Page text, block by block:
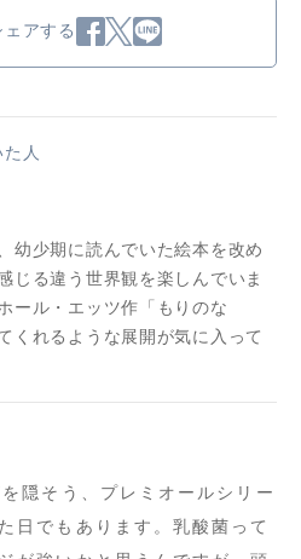
アする
人
幼少期に読んでいた絵本を改め
じる違う世界観を楽しんでいま
ール・エッツ作「もりのな
くれるような展開が気に入って
隠そう、プレミオールシリー
日でもあります。乳酸菌って